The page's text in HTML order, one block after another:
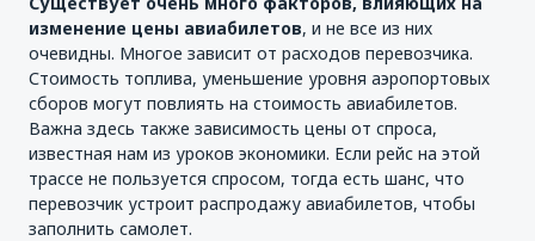
изменение цены авиабилетов, и не все из них
очевидны. Многое зависит от расходов перевозчика.
Стоимость топлива, уменьшение уровня аэропортовых
сборов могут повлиять на стоимость авиабилетов.
Важна здесь также зависимость цены от спроса,
известная нам из уроков экономики. Если рейс на этой
трассе не пользуется спросом, тогда есть шанс, что
перевозчик устроит распродажу авиабилетов, чтобы
заполнить самолет.